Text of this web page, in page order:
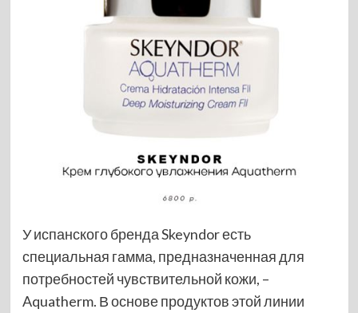
У испанского бренда Skeyndor есть
специальная гамма, предназначенная для
потребностей чувствительной кожи, –
Aquatherm. В основе продуктов этой линии